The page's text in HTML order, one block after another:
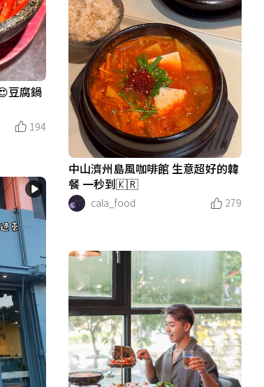
豆腐鍋
194
中山濟州島風咖啡館 生意超好的韓
餐 一秒到🇰🇷
cala_food
279